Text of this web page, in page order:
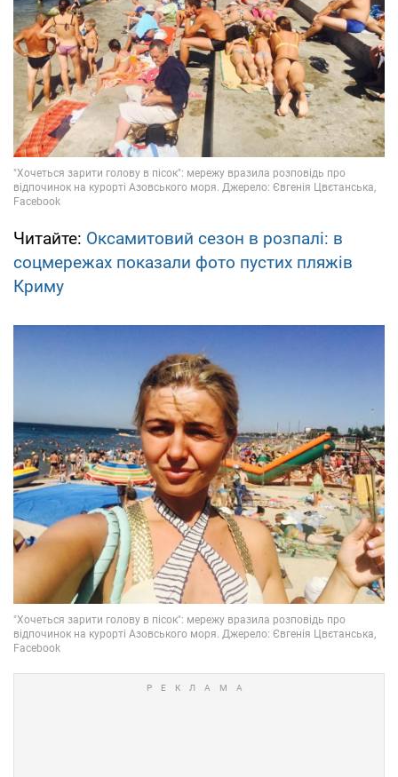
Читайте: Оксамитовий сезон в розпалі: в
соцмережах показали фото пустих пляжів
Криму